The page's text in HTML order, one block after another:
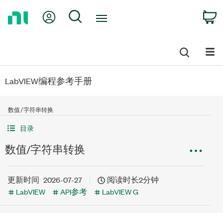
My Account
Search
LabVIEW编程参考手册
数值/字符串转换
目录
数值/字符串转换
更新时间 2026-07-27
阅读时长2分钟
LabVIEW
API参考 LabVIEW G